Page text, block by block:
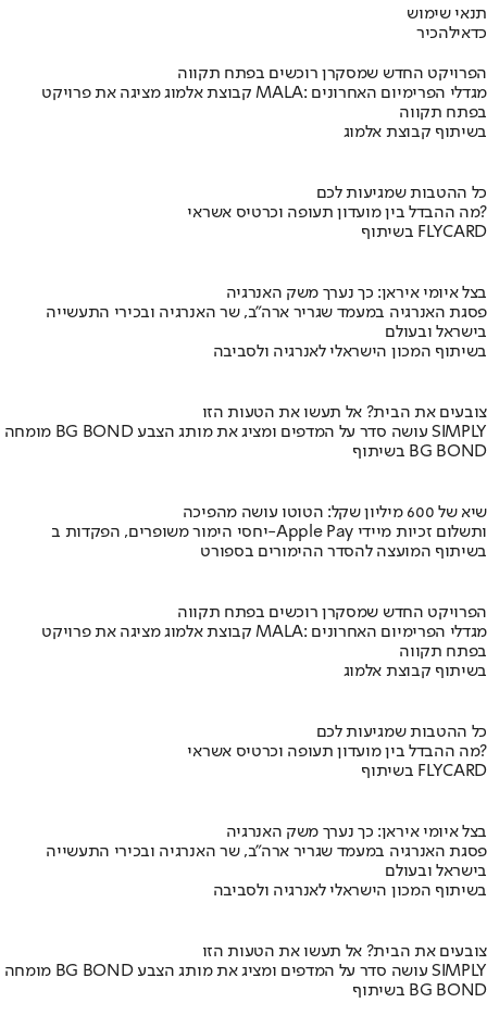
תנאי שימוש
כדאילהכיר
הפרויקט החדש שמסקרן רוכשים בפתח תקווה
קבוצת אלמוג מציגה את פרויקט MALA: מגדלי הפרימיום האחרונים
בפתח תקווה
בשיתוף קבוצת אלמוג
כל ההטבות שמגיעות לכם
מה ההבדל בין מועדון תעופה וכרטיס אשראי?
בשיתוף FLYCARD
בצל איומי איראן: כך נערך משק האנרגיה
פסגת האנרגיה במעמד שגריר ארה"ב, שר האנרגיה ובכירי התעשייה
בישראל ובעולם
בשיתוף המכון הישראלי לאנרגיה ולסביבה
צובעים את הבית? אל תעשו את הטעות הזו
מומחה BG BOND עושה סדר על המדפים ומציג את מותג הצבע SIMPLY
בשיתוף BG BOND
שיא של 600 מיליון שקל: הטוטו עושה מהפיכה
יחסי הימור משופרים, הפקדות ב-Apple Pay ותשלום זכיות מיידי
בשיתוף המועצה להסדר ההימורים בספורט
הפרויקט החדש שמסקרן רוכשים בפתח תקווה
קבוצת אלמוג מציגה את פרויקט MALA: מגדלי הפרימיום האחרונים
בפתח תקווה
בשיתוף קבוצת אלמוג
כל ההטבות שמגיעות לכם
מה ההבדל בין מועדון תעופה וכרטיס אשראי?
בשיתוף FLYCARD
בצל איומי איראן: כך נערך משק האנרגיה
פסגת האנרגיה במעמד שגריר ארה"ב, שר האנרגיה ובכירי התעשייה
בישראל ובעולם
בשיתוף המכון הישראלי לאנרגיה ולסביבה
צובעים את הבית? אל תעשו את הטעות הזו
מומחה BG BOND עושה סדר על המדפים ומציג את מותג הצבע SIMPLY
בשיתוף BG BOND